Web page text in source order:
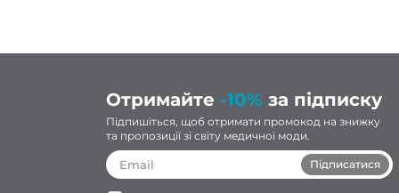
Отримайте -10% за підписку
Підпишіться, щоб отримати промокод на знижку
та пропозиції зі світу медичної моди.
Підписатися